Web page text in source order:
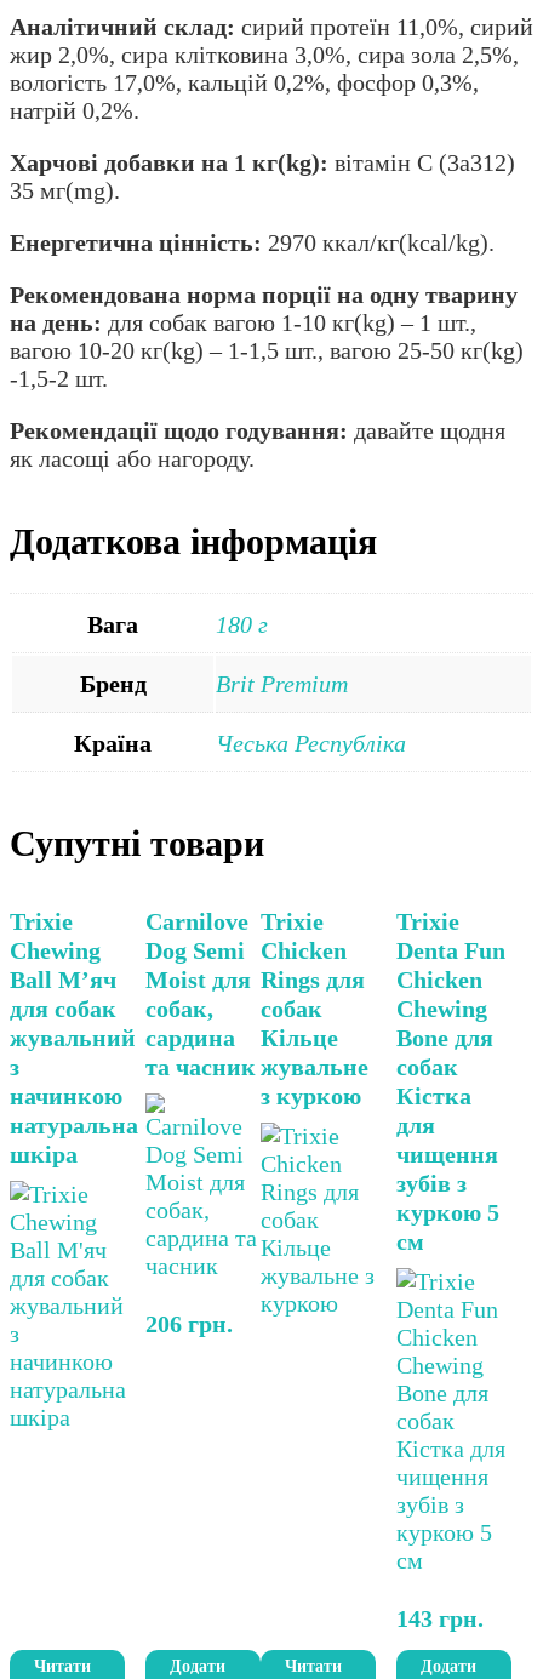
Аналітичний склад: сирий протеїн 11,0%, сирий
жир 2,0%, сира клітковина 3,0%, сира зола 2,5%,
вологість 17,0%, кальцій 0,2%, фосфор 0,3%,
натрій 0,2%.
Харчові добавки на 1 кг(kg): вітамін C (3a312)
35 мг(mg).
Енергетична цінність: 2970 ккал/кг(kсal/kg).
Рекомендована норма порції на одну тварину
на день: для собак вагою 1-10 кг(kg) – 1 шт.,
вагою 10-20 кг(kg) – 1-1,5 шт., вагою 25-50 кг(kg)
-1,5-2 шт.
Рекомендації щодо годування: давайте щодня
як ласощі або нагороду.
Додаткова інформація
Вага 180 г
Бренд Brit Premium
Країна Чеська Республіка
Супутні товари
Trixie
Chewing
Ball М’яч
для собак
жувальний
з
начинкою
натуральна
шкіра
Читати
Carnilove
Dog Semi
Moist для
собак,
сардина
та часник
206 грн.
Додати
Trixie
Chicken
Rings для
собак
Кільце
жувальне
з куркою
Читати
Trixie
Denta Fun
Chicken
Chewing
Bone для
собак
Кістка
для
чищення
зубів з
куркою 5
см
143 грн.
Додати